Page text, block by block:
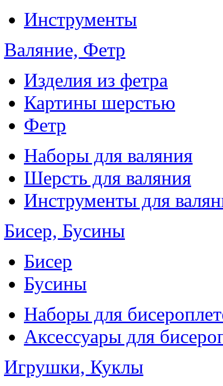
Инструменты
Валяние, Фетр
Изделия из фетра
Картины шерстью
Фетр
Наборы для валяния
Шерсть для валяния
Инструменты для
Бисер, Бусины
Бисер
Бусины
Наборы для
Аксессуары для
Игрушки, Куклы